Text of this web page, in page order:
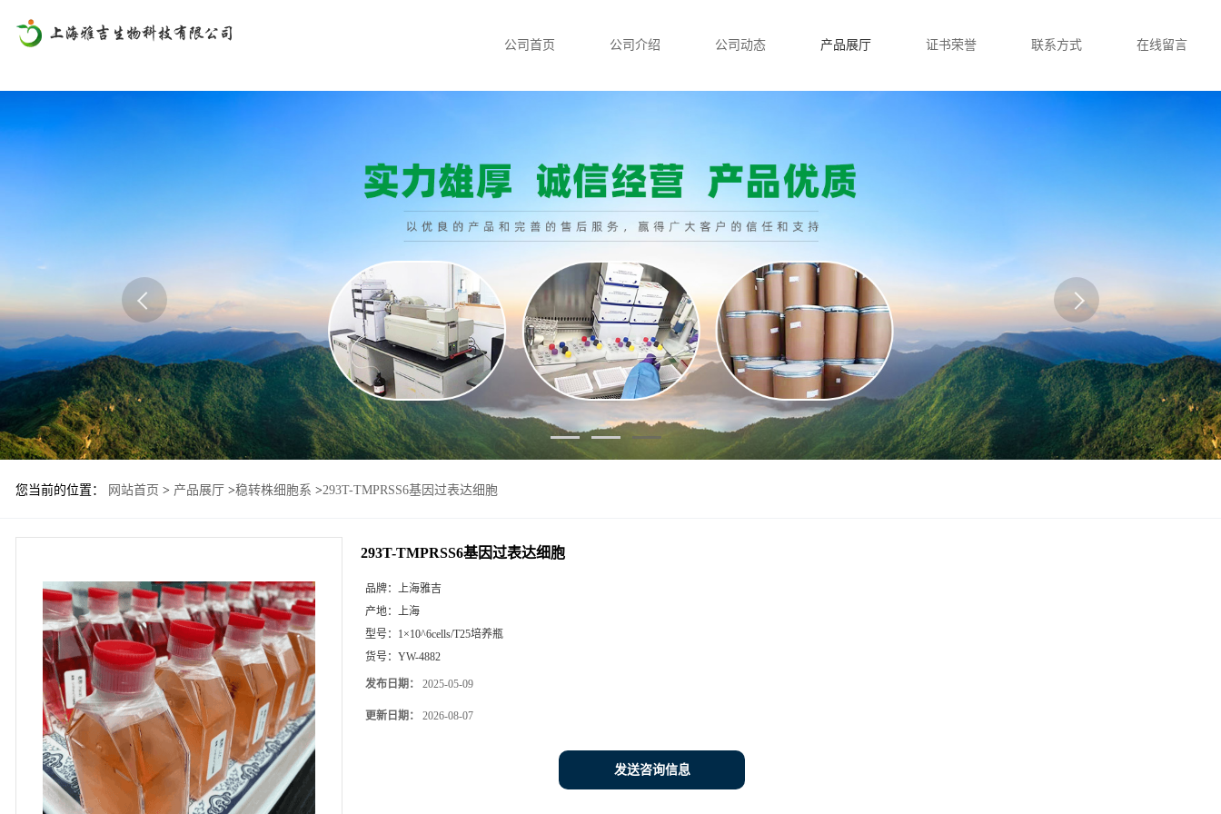
公司首页 公司介绍 公司动态 产品展厅 证书荣誉 联系方式 在线留言
您当前的位置： 网站首页 > 产品展厅 >稳转株细胞系 >293T-TMPRSS6基因过表达细胞
293T-TMPRSS6基因过表达细胞
品牌： 上海雅吉
产地： 上海
型号： 1×10^6cells/T25培养瓶
货号： YW-4882
发布日期： 2025-05-09
更新日期： 2026-08-07
发送咨询信息